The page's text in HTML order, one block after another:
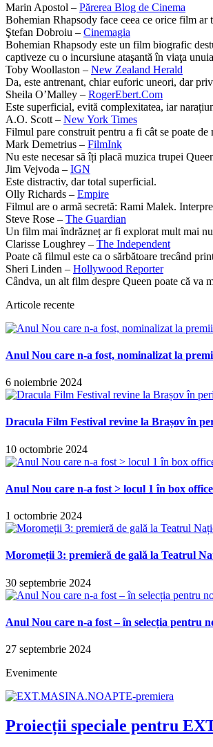
Marin Apostol – Părerea Blog de Cinema
Bohemian Rhapsody face ceea ce orice film ar
Ştefan Dobroiu – Cinemagia
Bohemian Rhapsody este un film biografic
captiveze cu o incursiune ataşantă în viaţa
Toby Woollaston – New Zealand Herald
Da, este antrenant, chiar euforic uneori, dar
Sheila O’Malley – RogerEbert.Com
Este superficial, evită complexitatea, iar
A.O. Scott – New York Times
Filmul pare construit pentru a fi cât se poate de
Mark Demetrius – FilmInk
Nu este necesar să îți placă muzica trupei
Jim Vejvoda – IGN
Este distractiv, dar total superficial.
Olly Richards – Empire
Filmul are o armă secretă: Rami Malek.
Steve Rose – The Guardian
Un film mai îndrăzneț ar fi explorat mult mai
Clarisse Loughrey – The Independent
Poate că filmul este ca o sărbătoare trecând
Sheri Linden – Hollywood Reporter
Cândva, un alt film despre Queen poate că va
Articole recente
Anul Nou care n-a fost, nominalizat la
6 noiembrie 2024
Dracula Film Festival revine la Brașov în
10 octombrie 2024
Anul Nou care n-a fost > locul 1 în box
1 octombrie 2024
Moromeții 3: premieră de gală la Teatrul
30 septembrie 2024
Anul Nou care n-a fost – în selecția pentru
27 septembrie 2024
Evenimente
Proiecții speciale pentru